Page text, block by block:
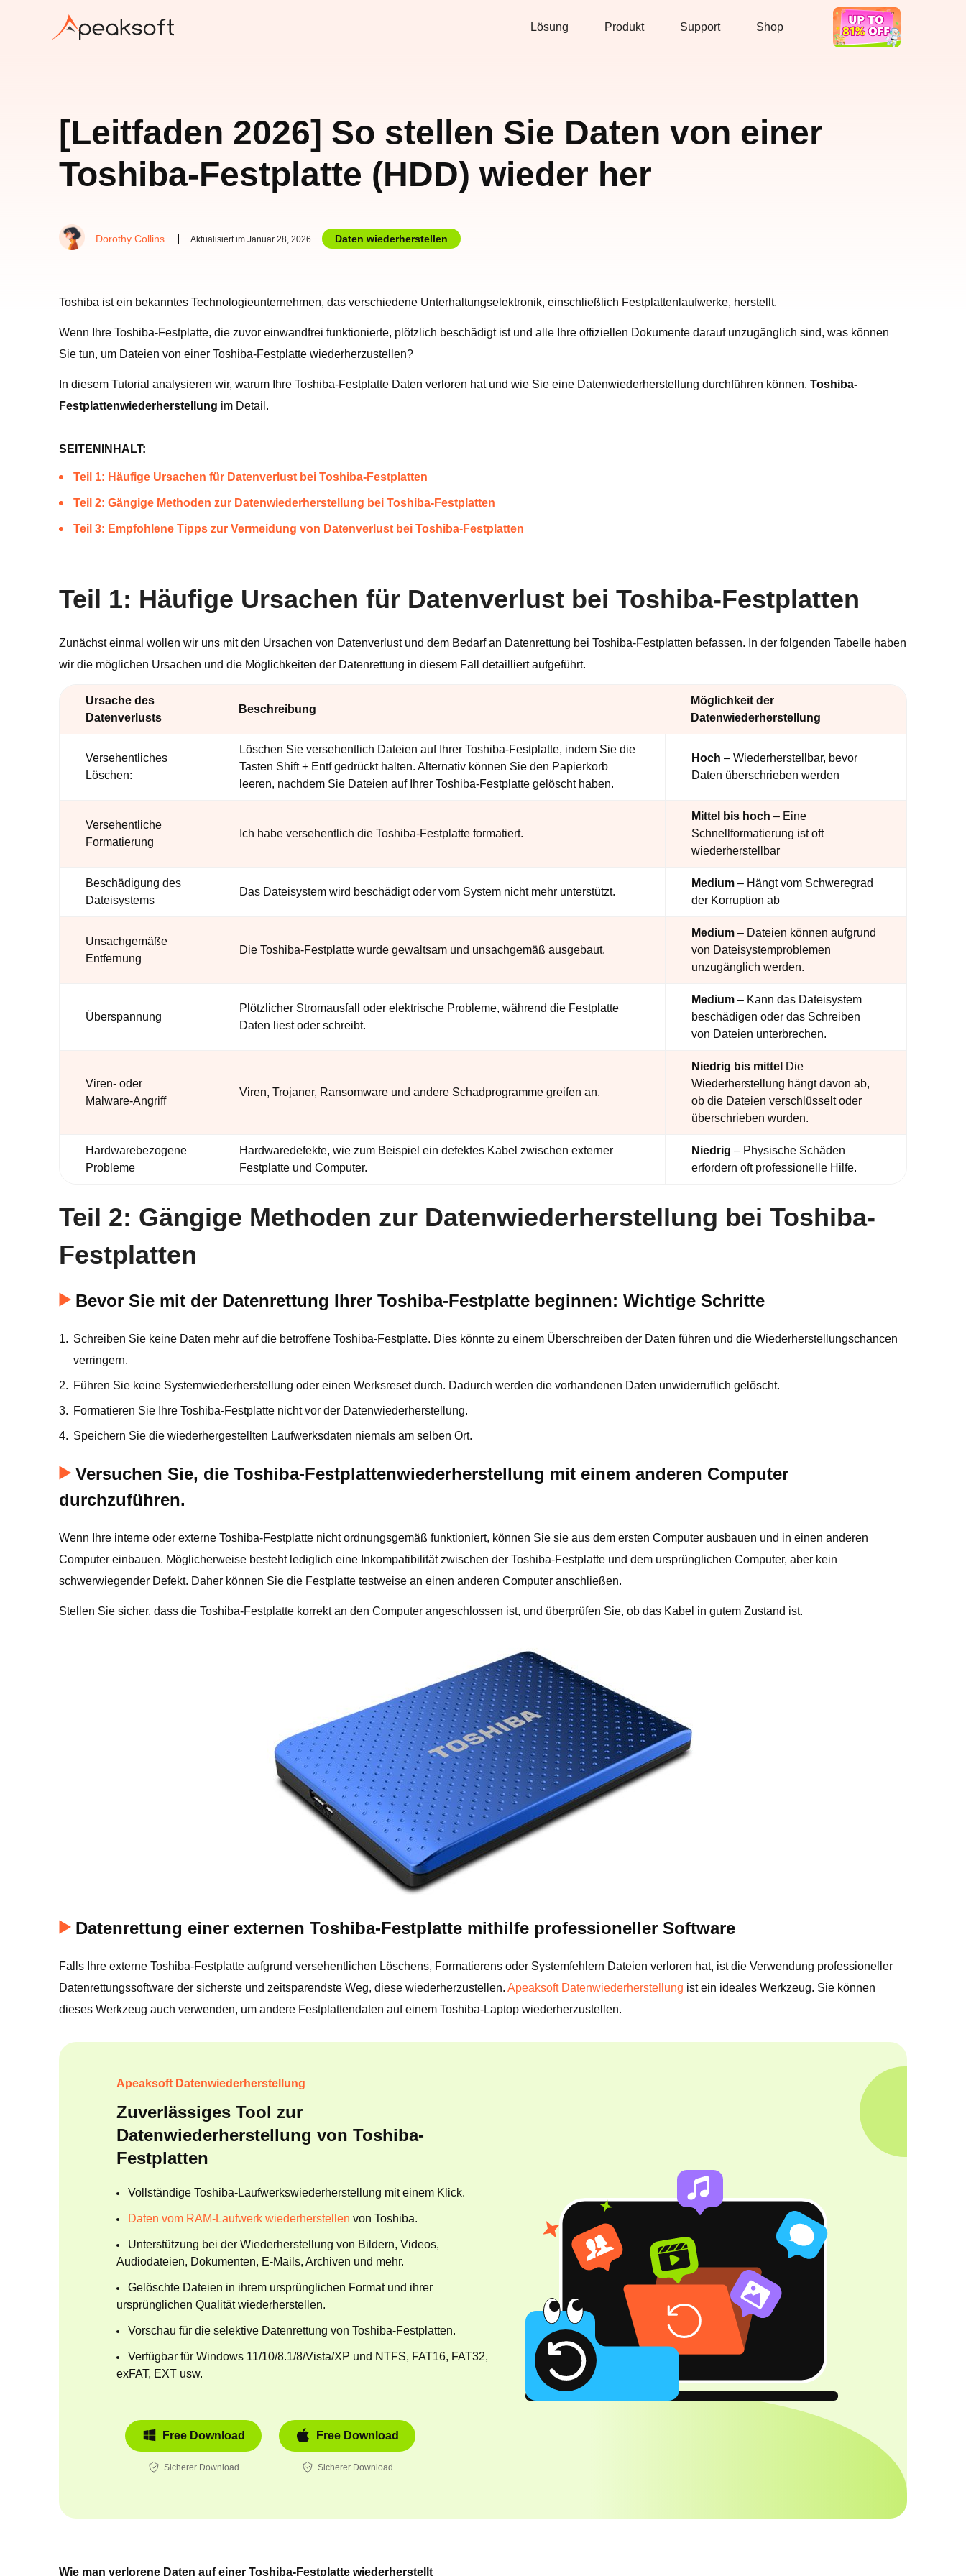
Lösung Produkt Support Shop
Hot Deal
[Leitfaden 2026] So stellen Sie Daten von einer
Toshiba-Festplatte (HDD) wieder her
Dorothy Collins Aktualisiert im Januar 28, 2026 Daten wiederherstellen
Toshiba ist ein bekanntes Technologieunternehmen, das verschiedene Unterhaltungselektronik, einschließlich Festplattenlaufwerke, herstellt.
Wenn Ihre Toshiba-Festplatte, die zuvor einwandfrei funktionierte, plötzlich beschädigt ist und alle Ihre offiziellen Dokumente darauf unzugänglich sind, was können
Sie tun, um Dateien von einer Toshiba-Festplatte wiederherzustellen?
In diesem Tutorial analysieren wir, warum Ihre Toshiba-Festplatte Daten verloren hat und wie Sie eine Datenwiederherstellung durchführen können. Toshiba-
Festplattenwiederherstellung im Detail.
SEITENINHALT:
Teil 1: Häufige Ursachen für Datenverlust bei Toshiba-Festplatten
Teil 2: Gängige Methoden zur Datenwiederherstellung bei Toshiba-Festplatten
Teil 3: Empfohlene Tipps zur Vermeidung von Datenverlust bei Toshiba-Festplatten
Teil 1: Häufige Ursachen für Datenverlust bei Toshiba-Festplatten
Zunächst einmal wollen wir uns mit den Ursachen von Datenverlust und dem Bedarf an Datenrettung bei Toshiba-Festplatten befassen. In der folgenden Tabelle haben
wir die möglichen Ursachen und die Möglichkeiten der Datenrettung in diesem Fall detailliert aufgeführt.
Ursache des
Datenverlusts
Beschreibung
Möglichkeit der
Datenwiederherstellung
Versehentliches
Löschen:
Löschen Sie versehentlich Dateien auf Ihrer Toshiba-Festplatte, indem Sie die
Tasten Shift + Entf gedrückt halten. Alternativ können Sie den Papierkorb
leeren, nachdem Sie Dateien auf Ihrer Toshiba-Festplatte gelöscht haben.
Hoch – Wiederherstellbar, bevor
Daten überschrieben werden
Versehentliche
Formatierung
Ich habe versehentlich die Toshiba-Festplatte formatiert.
Mittel bis hoch – Eine
Schnellformatierung ist oft
wiederherstellbar
Beschädigung des
Dateisystems
Das Dateisystem wird beschädigt oder vom System nicht mehr unterstützt.
Medium – Hängt vom Schweregrad
der Korruption ab
Unsachgemäße
Entfernung
Die Toshiba-Festplatte wurde gewaltsam und unsachgemäß ausgebaut.
Medium – Dateien können aufgrund
von Dateisystemproblemen
unzugänglich werden.
Überspannung
Plötzlicher Stromausfall oder elektrische Probleme, während die Festplatte
Daten liest oder schreibt.
Medium – Kann das Dateisystem
beschädigen oder das Schreiben
von Dateien unterbrechen.
Viren- oder
Malware-Angriff
Viren, Trojaner, Ransomware und andere Schadprogramme greifen an.
Niedrig bis mittel Die
Wiederherstellung hängt davon ab,
ob die Dateien verschlüsselt oder
überschrieben wurden.
Hardwarebezogene
Probleme
Hardwaredefekte, wie zum Beispiel ein defektes Kabel zwischen externer
Festplatte und Computer.
Niedrig – Physische Schäden
erfordern oft professionelle Hilfe.
Teil 2: Gängige Methoden zur Datenwiederherstellung bei Toshiba-
Festplatten
Bevor Sie mit der Datenrettung Ihrer Toshiba-Festplatte beginnen: Wichtige Schritte
1. Schreiben Sie keine Daten mehr auf die betroffene Toshiba-Festplatte. Dies könnte zu einem Überschreiben der Daten führen und die Wiederherstellungschancen
verringern.
2. Führen Sie keine Systemwiederherstellung oder einen Werksreset durch. Dadurch werden die vorhandenen Daten unwiderruflich gelöscht.
3. Formatieren Sie Ihre Toshiba-Festplatte nicht vor der Datenwiederherstellung.
4. Speichern Sie die wiederhergestellten Laufwerksdaten niemals am selben Ort.
Versuchen Sie, die Toshiba-Festplattenwiederherstellung mit einem anderen Computer
durchzuführen.
Wenn Ihre interne oder externe Toshiba-Festplatte nicht ordnungsgemäß funktioniert, können Sie sie aus dem ersten Computer ausbauen und in einen anderen
Computer einbauen. Möglicherweise besteht lediglich eine Inkompatibilität zwischen der Toshiba-Festplatte und dem ursprünglichen Computer, aber kein
schwerwiegender Defekt. Daher können Sie die Festplatte testweise an einen anderen Computer anschließen.
Stellen Sie sicher, dass die Toshiba-Festplatte korrekt an den Computer angeschlossen ist, und überprüfen Sie, ob das Kabel in gutem Zustand ist.
Datenrettung einer externen Toshiba-Festplatte mithilfe professioneller Software
Falls Ihre externe Toshiba-Festplatte aufgrund versehentlichen Löschens, Formatierens oder Systemfehlern Dateien verloren hat, ist die Verwendung professioneller
Datenrettungssoftware der sicherste und zeitsparendste Weg, diese wiederherzustellen. Apeaksoft Datenwiederherstellung ist ein ideales Werkzeug. Sie können
dieses Werkzeug auch verwenden, um andere Festplattendaten auf einem Toshiba-Laptop wiederherzustellen.
Apeaksoft Datenwiederherstellung
Zuverlässiges Tool zur
Datenwiederherstellung von Toshiba-
Festplatten
Vollständige Toshiba-Laufwerkswiederherstellung mit einem Klick.
Daten vom RAM-Laufwerk wiederherstellen von Toshiba.
Unterstützung bei der Wiederherstellung von Bildern, Videos,
Audiodateien, Dokumenten, E-Mails, Archiven und mehr.
Gelöschte Dateien in ihrem ursprünglichen Format und ihrer
ursprünglichen Qualität wiederherstellen.
Vorschau für die selektive Datenrettung von Toshiba-Festplatten.
Verfügbar für Windows 11/10/8.1/8/Vista/XP und NTFS, FAT16, FAT32,
exFAT, EXT usw.
Free Download
Sicherer Download
Free Download
Sicherer Download
Wie man verlorene Daten auf einer Toshiba-Festplatte wiederherstellt